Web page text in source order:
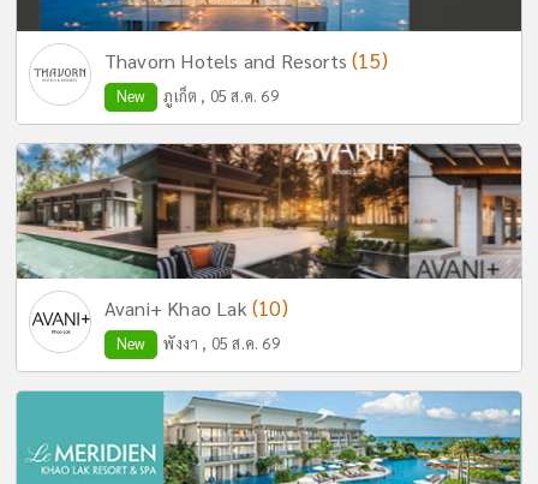
Thavorn Hotels and Resorts(15)
New ภูเก็ต , 05 ส.ค. 69
Avani+ Khao Lak (10)
New พังงา , 05 ส.ค. 69